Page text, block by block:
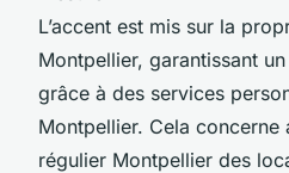
L’accent est mis sur la
Montpellier, garantissant
grâce à des services
Montpellier. Cela concerne
régulier Montpellier des